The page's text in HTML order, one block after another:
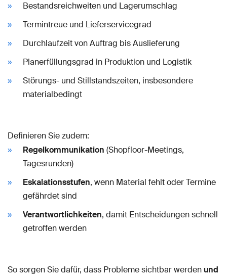
Bestandsreichweiten und Lagerumschlag
Termintreue und Lieferservicegrad
Durchlaufzeit von Auftrag bis Auslieferung
Planerfüllungsgrad in Produktion und Logistik
Störungs- und Stillstandszeiten, insbesondere
materialbedingt
Definieren Sie zudem:
Regelkommunikation (Shopfloor-Meetings,
Tagesrunden)
Eskalationsstufen, wenn Material fehlt oder Termine
gefährdet sind
Verantwortlichkeiten, damit Entscheidungen schnell
getroffen werden
So sorgen Sie dafür, dass Probleme sichtbar werdenund